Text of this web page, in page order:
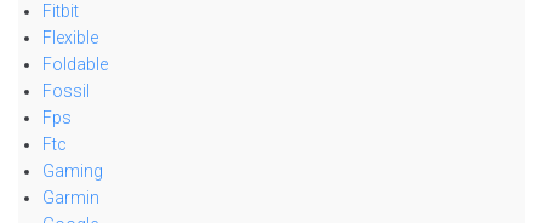
Fitbit
Flexible
Foldable
Fossil
Fps
Ftc
Gaming
Garmin